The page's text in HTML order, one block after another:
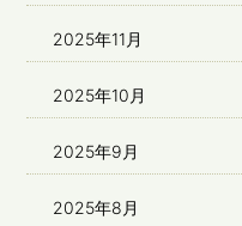
2025年11月
2025年10月
2025年9月
2025年8月